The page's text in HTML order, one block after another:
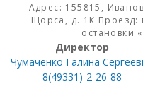
Адрес: 155815,
Щорса, д. 1К
остановки
Директор
Чумаченко Галина
8(49331)-2-26-88